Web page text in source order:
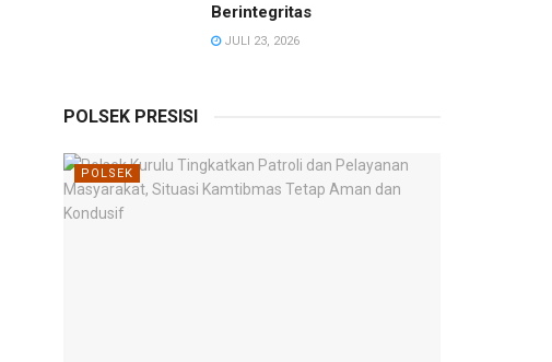
Berintegritas
JULI 23, 2026
POLSEK PRESISI
POLSEK